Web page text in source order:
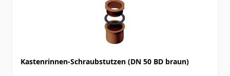
Kastenrinnen-Schraubstutzen (DN 50 BD braun)